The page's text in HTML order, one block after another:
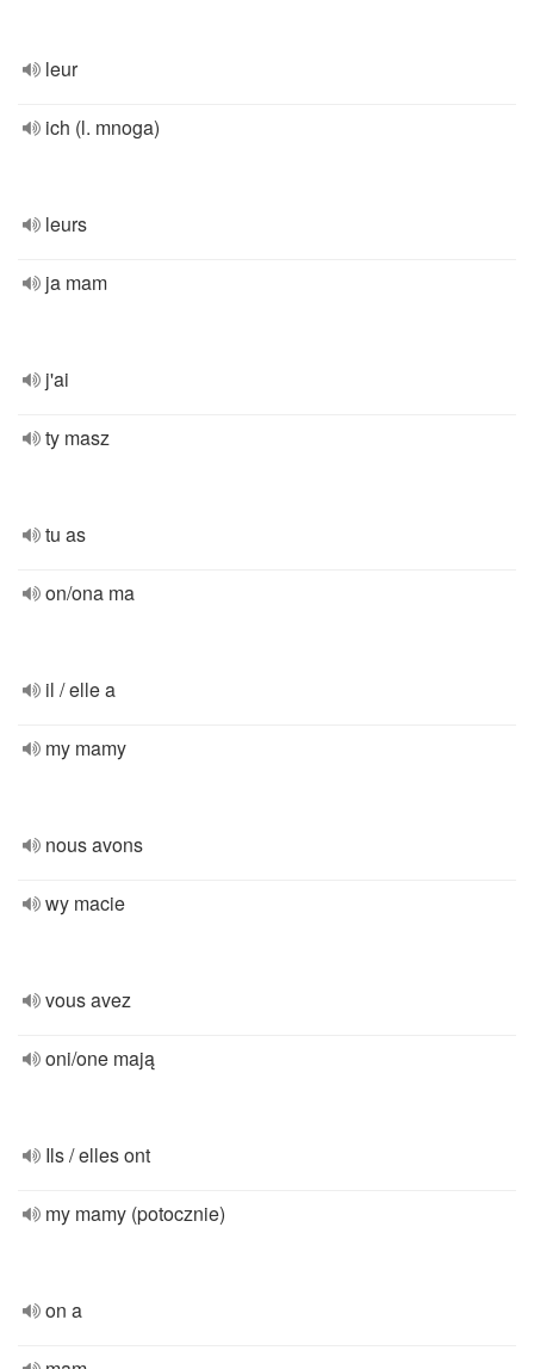
leur
ich (l. mnoga)
leurs
ja mam
j'ai
ty masz
tu as
on/ona ma
il / elle a
my mamy
nous avons
wy macie
vous avez
oni/one mają
Ils / elles ont
my mamy (potocznie)
on a